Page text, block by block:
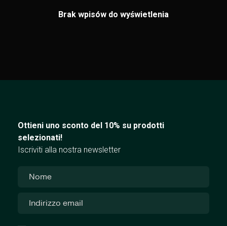
Brak wpisów do wyświetlenia
Ottieni uno sconto del 10% su prodotti
selezionati!
Iscriviti alla nostra newsletter